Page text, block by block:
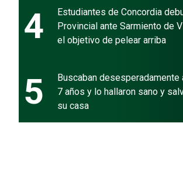
4
Estudiantes de Concordia
Provincial ante Sarmiento de
el objetivo de pelear arriba
5
Buscaban desesperadamente
7 años y lo hallaron sano y
su casa